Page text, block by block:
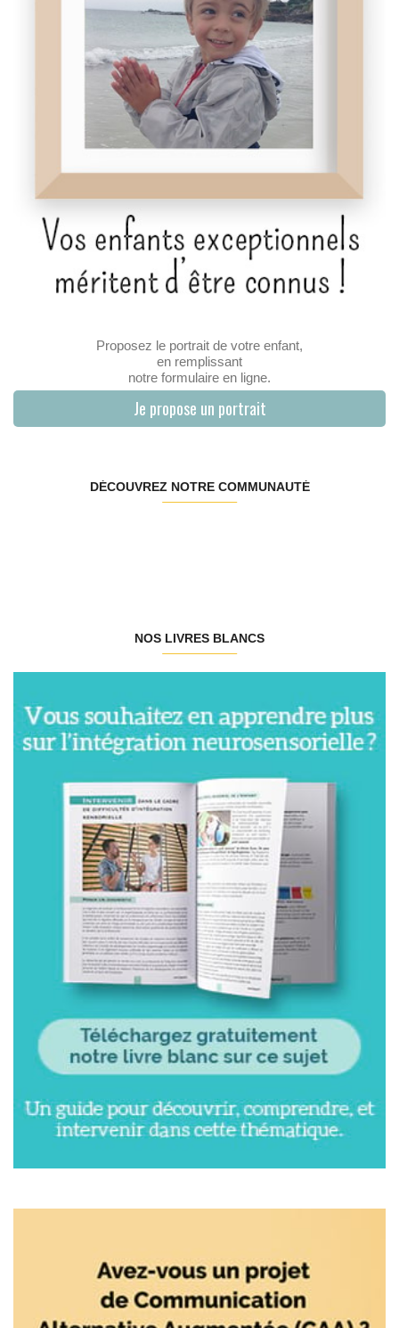
Proposez le portrait de votre enfant,
en remplissant
notre formulaire en ligne.
Je propose un portrait
DÉCOUVREZ NOTRE COMMUNAUTÉ
NOS LIVRES BLANCS